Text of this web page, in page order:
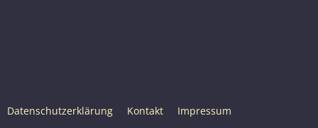
Datenschutzerklärung Kontakt Impressum